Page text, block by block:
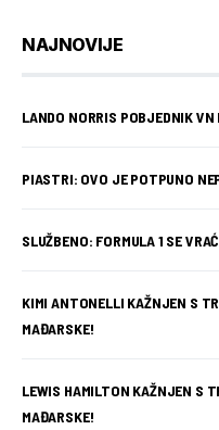
NAJNOVIJE
LANDO NORRIS POBJEDNIK VN
PIASTRI: OVO JE POTPUNO
SLUŽBENO: FORMULA 1 SE
KIMI ANTONELLI KAŽNJEN S
MAĐARSKE!
LEWIS HAMILTON KAŽNJEN S
MAĐARSKE!